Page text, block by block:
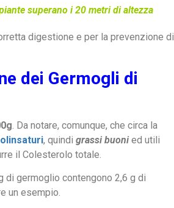
superano i 20 metri di altezza
digestione e per la prevenzione di
dei Germogli di
. Da notare, comunque, che circa la
, quindi grassi buoni ed utili
il Colesterolo totale.
di germoglio contengono 2,6 g di
un esempio.